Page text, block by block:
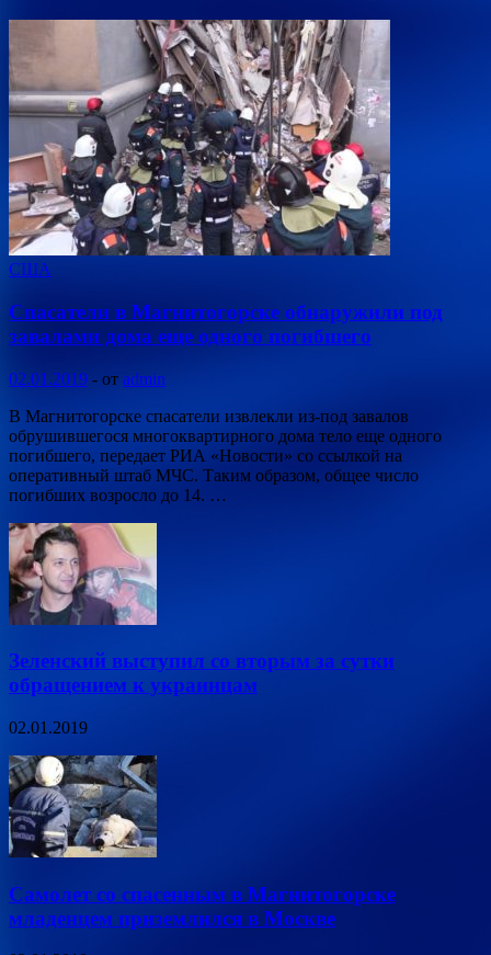
США
Спасатели в Магнитогорске обнаружили под
завалами дома еще одного погибшего
02.01.2019 - от admin
В Магнитогорске спасатели извлекли из-под завалов
обрушившегося многоквартирного дома тело еще одного
погибшего, передает РИА «Новости» со ссылкой на
оперативный штаб МЧС. Таким образом, общее число
погибших возросло до 14. …
Зеленский выступил со вторым за сутки
обращением к украинцам
02.01.2019
Самолет со спасенным в Магнитогорске
младенцем приземлился в Москве